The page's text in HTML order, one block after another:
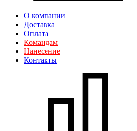
О компании
Доставка
Оплата
Командам
Нанесение
Контакты